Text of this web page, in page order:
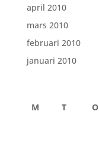
april 2010
mars 2010
februari 2010
januari 2010
M T O